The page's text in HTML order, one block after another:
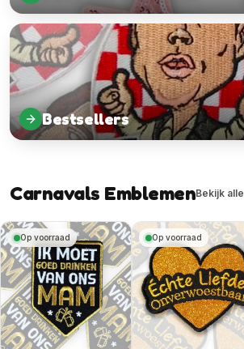
Bestsellers
Carnavals EmblemenBekijk alle
Op voorraad Op voorraad